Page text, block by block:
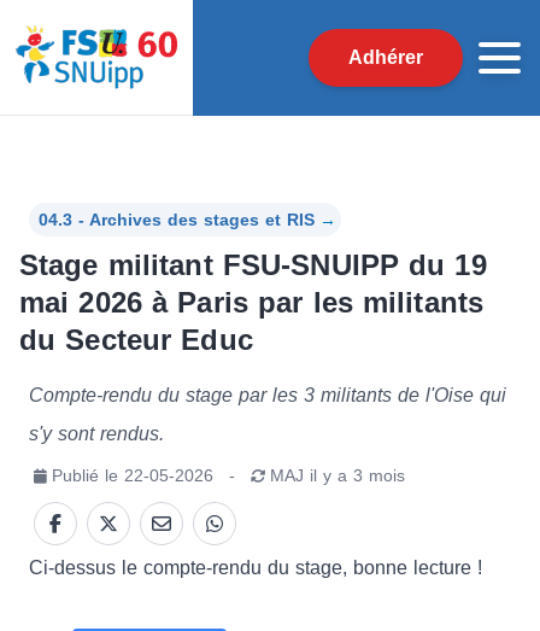
Adhérer
04.3 - Archives des stages et RIS →
Stage militant FSU-SNUIPP du 19
mai 2026 à Paris par les militants
du Secteur Educ
Compte-rendu du stage par les 3 militants de l'Oise qui
s'y sont rendus.
Publié le 22-05-2026 - MAJ il y a 3 mois
Ci-dessus le compte-rendu du stage, bonne lecture !